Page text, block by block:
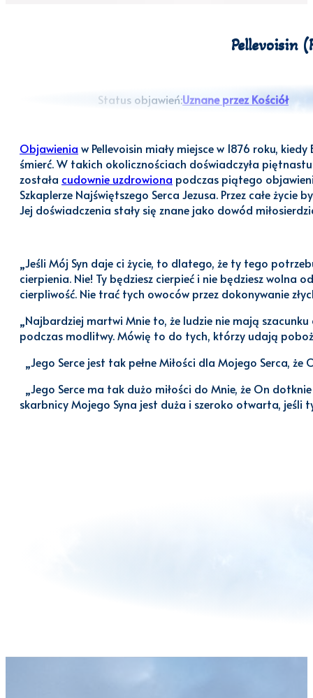
Pellevoisin
Status objawień:Uznane przez Kościół
Objawienia w Pellevoisin miały miejsce w 1876 roku,
śmierć. W takich okolicznościach doświadczyła
została cudownie uzdrowiona podczas piątego
Szkaplerze Najświętszego Serca Jezusa. Przez całe
Jej doświadczenia stały się znane jako dowód
„Jeśli Mój Syn daje ci życie, to dlatego, że ty tego
cierpienia. Nie! Ty będziesz cierpieć i nie będziesz wolna
cierpliwość. Nie trać tych owoców przez dokonywanie
„Najbardziej martwi Mnie to, że ludzie nie mają
podczas modlitwy. Mówię to do tych, którzy udają
„Jego Serce jest tak pełne Miłości dla Mojego Serca,
„Jego Serce ma tak dużo miłości do Mnie, że On
skarbnicy Mojego Syna jest duża i szeroko otwarta, jeśli